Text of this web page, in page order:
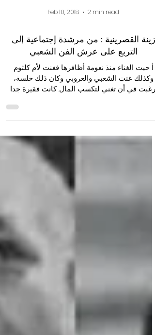
Feb 10, 2018 2 min read
زينة القصرينية : من مرشدة إجتماعية إلى
التربع على عرش الفن الشعبي
وكذلك غنت الشعبي والعروبي وكان ذلك خلسة،